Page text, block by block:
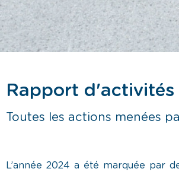
Rapport
Toutes les actions menées
L’année 2024 a été marquée par